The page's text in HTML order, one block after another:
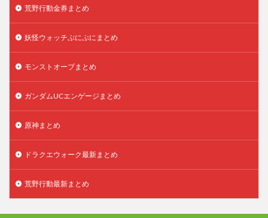
荒野行動金券まとめ
妖怪ウォッチぷにぷにまとめ
モンストオーブまとめ
ガンダムUCエンゲージまとめ
原神まとめ
ドラクエウォーク最新まとめ
荒野行動最新まとめ